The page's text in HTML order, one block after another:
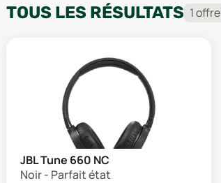
TOUS LES RÉSULTATS 1offre
JBL Tune 660 NC
Noir - Parfait état